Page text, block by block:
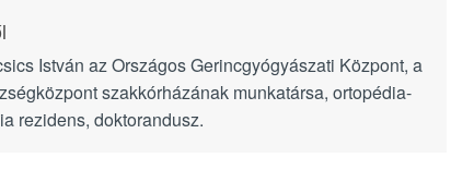
István az Országos Gerincgyógyászati Központ, a
szakkórházának munkatársa, ortopédia-
rezidens, doktorandusz.